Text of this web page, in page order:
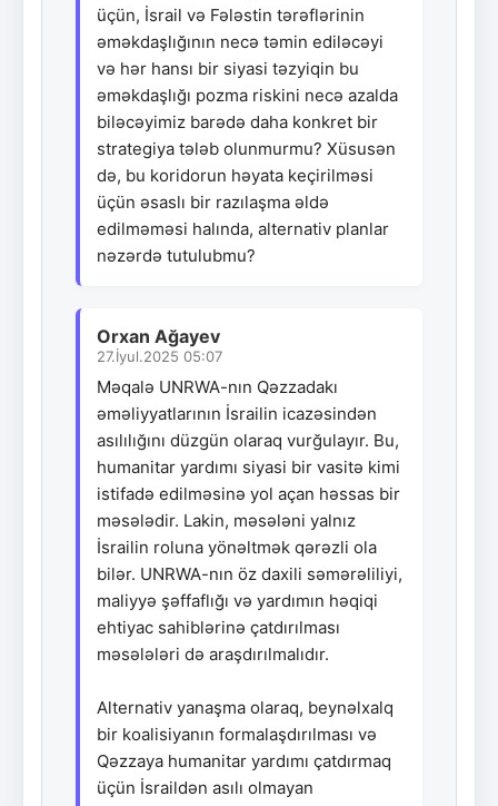
üçün, İsrail və Fələstin tərəflərinin
əməkdaşlığının necə təmin ediləcəyi
və hər hansı bir siyasi təzyiqin bu
əməkdaşlığı pozma riskini necə azalda
biləcəyimiz barədə daha konkret bir
strategiya tələb olunmurmu? Xüsusən
də, bu koridorun həyata keçirilməsi
üçün əsaslı bir razılaşma əldə
edilməməsi halında, alternativ planlar
nəzərdə tutulubmu?
Orxan Ağayev
27.İyul.2025 05:07
Məqalə UNRWA-nın Qəzzadakı
əməliyyatlarının İsrailin icazəsindən
asılılığını düzgün olaraq vurğulayır. Bu,
humanitar yardımı siyasi bir vasitə kimi
istifadə edilməsinə yol açan həssas bir
məsələdir. Lakin, məsələni yalnız
İsrailin roluna yönəltmək qərəzli ola
bilər. UNRWA-nın öz daxili səmərəliliyi,
maliyyə şəffaflığı və yardımın həqiqi
ehtiyac sahiblərinə çatdırılması
məsələləri də araşdırılmalıdır.
Alternativ yanaşma olaraq, beynəlxalq
bir koalisiyanın formalaşdırılması və
Qəzzaya humanitar yardımı çatdırmaq
üçün İsraildən asılı olmayan